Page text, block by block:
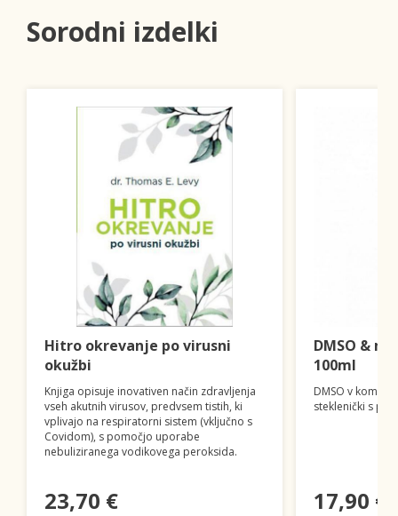
Sorodni izdelki
Hitro okrevanje po virusni
okužbi
Knjiga opisuje inovativen način zdravljenja
vseh akutnih virusov, predvsem tistih, ki
vplivajo na respiratorni sistem (vključno s
Covidom), s pomočjo uporabe
nebuliziranega vodikovega peroksida.
23,70 €
DMSO &
100ml
DMSO v
steklenički s
17,90 €